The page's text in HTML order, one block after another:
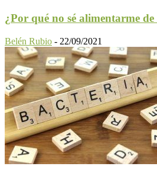
¿Por qué no sé alimentarme
Belén Rubio - 22/09/2021